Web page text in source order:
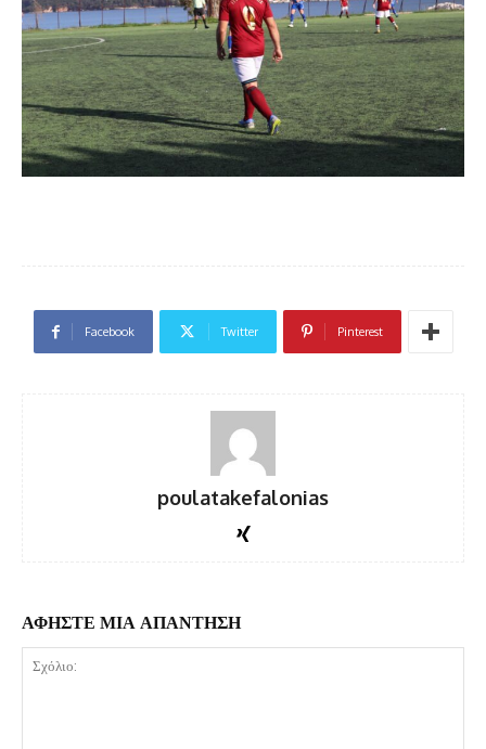
Facebook Twitter Pinterest
poulatakefalonias
ΑΦΗΣΤΕ ΜΙΑ ΑΠΑΝΤΗΣΗ